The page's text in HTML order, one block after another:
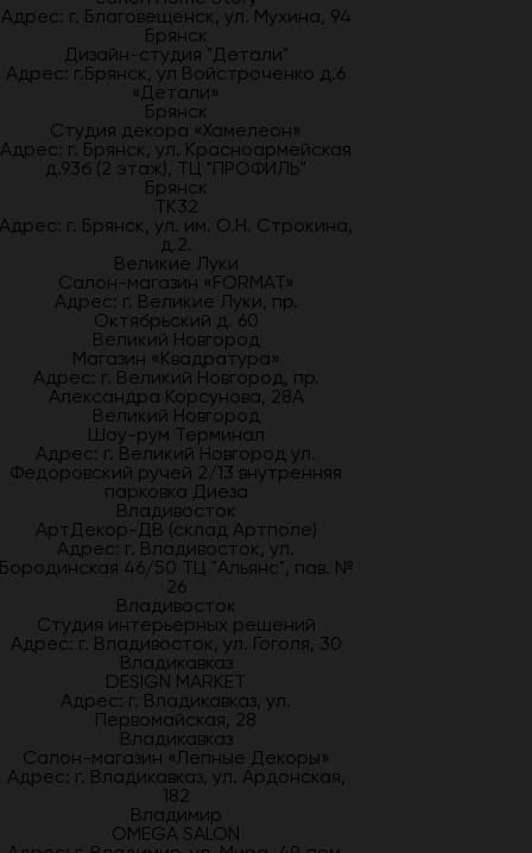
Адрес: г. Благовещенск, ул. Мухина, 94
Брянск
Дизайн-студия "Детали"
Адрес: г.Брянск, ул Войстроченко д.6
«Детали»
Брянск
Студия декора «Хамелеон»
Адрес: г. Брянск, ул. Красноармейская
д.93б (2 этаж), ТЦ "ПРОФИЛЬ"
Брянск
ТК32
Адрес: г. Брянск, ул. им. О.Н. Строкина,
д.2.
Великие Луки
Салон-магазин «FORMAT»
Адрес: г. Великие Луки, пр.
Октябрьский д. 60
Великий Новгород
Магазин «Квадратура»
Адрес: г. Великий Новгород, пр.
Александра Корсунова, 28А
Великий Новгород
Шоу-рум Терминал
Адрес: г. Великий Новгород ул.
Федоровский ручей 2/13 внутренняя
парковка Диеза
Владивосток
АртДекор-ДВ (склад Артполе)
Адрес: г. Владивосток, ул.
46/50 ТЦ "Альянс", пав. №
26
Владивосток
Студия интерьерных решений
Адрес: г. Владивосток, ул. Гоголя, 30
Владикавказ
DESIGN MARKET
Адрес: г. Владикавказ, ул.
Первомайская, 28
Владикавказ
Салон-магазин «Лепные Декоры»
Адрес: г. Владикавказ, ул. Ардонская,
182
Владимир
OMEGA SALON